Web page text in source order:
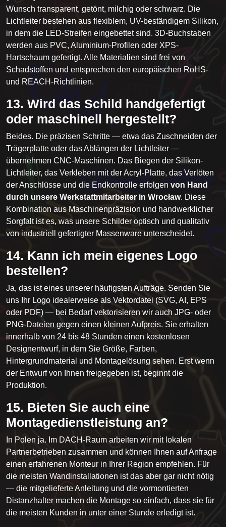
Wunsch transparent, getönt, milchig oder schwarz. Die
Lichtleiter bestehen aus flexiblem, UV-beständigem Silikon,
in dem die LED-Streifen eingebettet sind. 3D-Buchstaben
werden aus PVC, Aluminium-Profilen oder XPS-
Hartschaum gefertigt. Alle Materialien sind frei von
Schadstoffen und entsprechen den europäischen RoHS-
und REACH-Richtlinien.
13. Wird das Schild handgefertigt
oder maschinell hergestellt?
Beides. Die präzisen Schritte — etwa das Zuschneiden der
Trägerplatte oder das Ablängen der Lichtleiter —
übernehmen CNC-Maschinen. Das Biegen der Silikon-
Lichtleiter, das Verkleben mit der Acryl-Platte, das Verlöten
der Anschlüsse und die Endkontrolle erfolgen von Hand
durch unsere Werkstattmitarbeiter in Wrocław. Diese
Kombination aus Maschinenpräzision und handwerklicher
Sorgfalt ist es, was unsere Schilder optisch und qualitativ
von industriell gefertigter Massenware unterscheidet.
14. Kann ich mein eigenes Logo
bestellen?
Ja, das ist eines unserer häufigsten Aufträge. Senden Sie
uns Ihr Logo idealerweise als Vektordatei (SVG, AI, EPS
oder PDF) — bei Bedarf vektorisieren wir auch JPG- oder
PNG-Dateien gegen einen kleinen Aufpreis. Sie erhalten
innerhalb von 24 bis 48 Stunden einen kostenlosen
Designentwurf, in dem Sie Größe, Farben,
Hintergrundmaterial und Montagelösung sehen. Erst wenn
der Entwurf von Ihnen freigegeben ist, beginnt die
Produktion.
15. Bieten Sie auch eine
Montagedienstleistung an?
In Polen ja. Im DACH-Raum arbeiten wir mit lokalen
Partnerbetrieben zusammen und können Ihnen auf Anfrage
einen erfahrenen Monteur in Ihrer Region empfehlen. Für
die meisten Wandinstallationen ist das aber gar nicht nötig
— die mitgelieferte Anleitung und die vormontierten
Distanzhalter machen die Montage so einfach, dass sie für
die meisten Kunden in unter einer Stunde erledigt ist.